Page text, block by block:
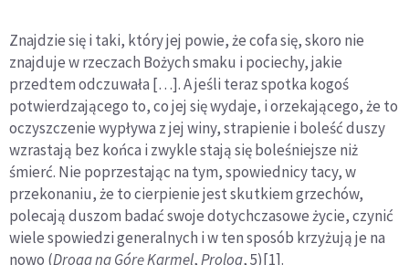
Znajdzie się i taki, który jej powie, że cofa się, skoro nie
znajduje w rzeczach Bożych smaku i pociechy, jakie
przedtem odczuwała […]. A jeśli teraz spotka kogoś
potwierdzającego to, co jej się wyda­je, i orzekającego, że to
oczyszczenie wypływa z jej winy, strapienie i boleść duszy
wzrastają bez końca i zwykle stają się boleśniejsze niż
śmierć. Nie poprzestając na tym, spowiednicy tacy, w
przekonaniu, że to cierpienie jest skutkiem grzechów,
polecają duszom badać swoje dotychczasowe życie, czynić
wiele spowiedzi generalnych i w ten sposób krzyżują je na
nowo (Droga na Górę Karmel,Prolog, 5)[1].